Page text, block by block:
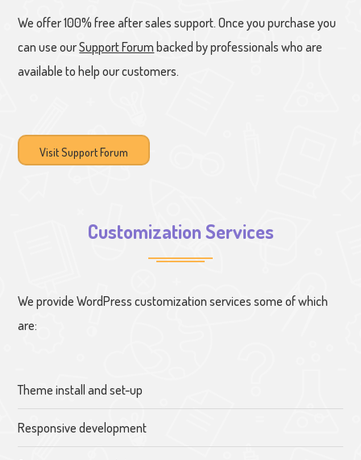
We offer 100% free after sales support. Once you purchase you
can use ourSupport Forum backed by professionals who are
available to help our customers.
Visit Support Forum
Customization Services
We provide WordPress customization services some of which
are:
Theme install and set-up
Responsive development